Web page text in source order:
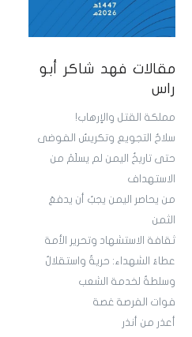
مقالات فهد شاكر أبو
راس
مملكة القتل والإرهاب!
سلاحُ التجويع وتكريسُ الفوضى
حتى تاريخُ اليمن لم يسلَمْ من
الاستهداف
من يحاصر اليمن يجبُ أن يدفعَ
الثمن
ثقافة الاستشهاد وتحرير الأمة
عطاءُ الشهداء: حريةٌ واستقلالٌ
وسلطةٌ لخدمة الشعب
فوات الفرصة غصة
أعذر من أنذر